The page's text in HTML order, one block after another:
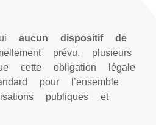
aucun dispositif de
prévu, plusieurs
cette obligation légale
pour l’ensemble
publiques et